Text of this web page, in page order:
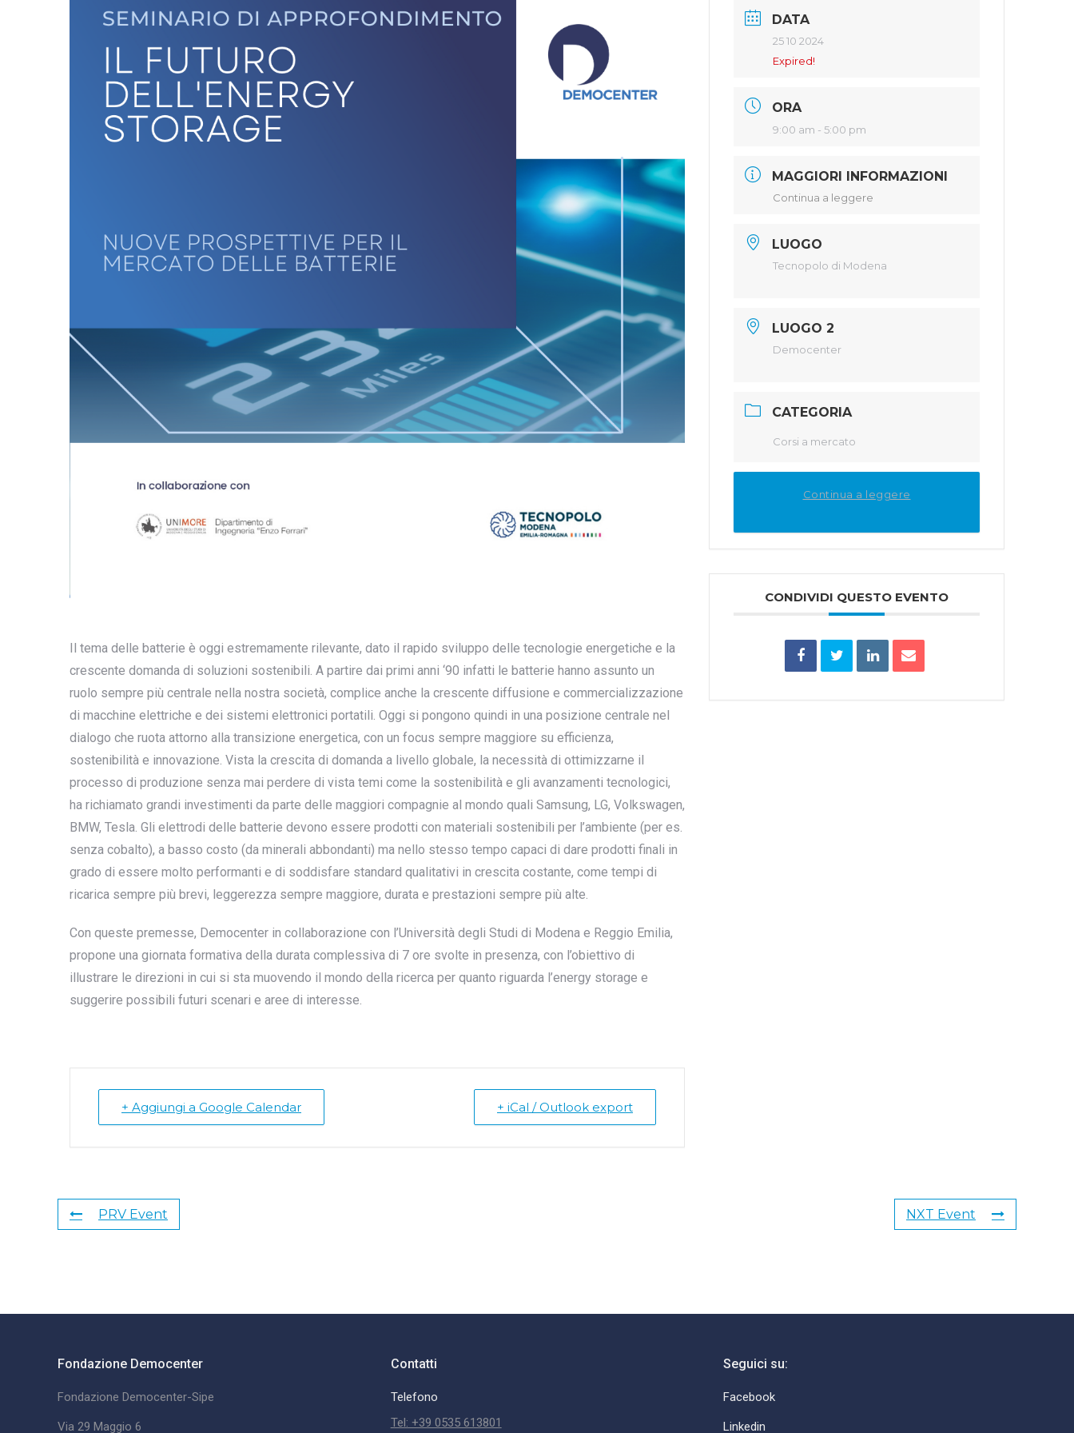
Il tema delle batterie è oggi estremamente rilevante, dato il rapido sviluppo delle tecnologie energetiche e la
crescente domanda di soluzioni sostenibili. A partire dai primi anni ‘90 infatti le batterie hanno assunto un
ruolo sempre più centrale nella nostra società, complice anche la crescente diffusione e commercializzazione
di macchine elettriche e dei sistemi elettronici portatili. Oggi si pongono quindi in una posizione centrale nel
dialogo che ruota attorno alla transizione energetica, con un focus sempre maggiore su efficienza,
sostenibilità e innovazione. Vista la crescita di domanda a livello globale, la necessità di ottimizzarne il
processo di produzione senza mai perdere di vista temi come la sostenibilità e gli avanzamenti tecnologici,
ha richiamato grandi investimenti da parte delle maggiori compagnie al mondo quali Samsung, LG, Volkswagen,
BMW, Tesla. Gli elettrodi delle batterie devono essere prodotti con materiali sostenibili per l’ambiente (per es.
senza cobalto), a basso costo (da minerali abbondanti) ma nello stesso tempo capaci di dare prodotti finali in
grado di essere molto performanti e di soddisfare standard qualitativi in crescita costante, come tempi di
ricarica sempre più brevi, leggerezza sempre maggiore, durata e prestazioni sempre più alte.
Con queste premesse, Democenter in collaborazione con l’Università degli Studi di Modena e Reggio Emilia,
propone una giornata formativa della durata complessiva di 7 ore svolte in presenza, con l’obiettivo di
illustrare le direzioni in cui si sta muovendo il mondo della ricerca per quanto riguarda l’energy storage e
suggerire possibili futuri scenari e aree di interesse.
+ Aggiungi a Google Calendar + iCal / Outlook export
DATA
25 10 2024
Expired!
ORA
9:00 am - 5:00 pm
MAGGIORI INFORMAZIONI
Continua a leggere
LUOGO
Tecnopolo di Modena
LUOGO 2
Democenter
CATEGORIA
Corsi a mercato
Continua a leggere
CONDIVIDI QUESTO EVENTO
PRV Event NXT Event
Fondazione Democenter
Fondazione Democenter-Sipe
Via 29 Maggio 6
Contatti
Telefono
Tel: +39 0535 613801
Seguici su:
Facebook
Linkedin